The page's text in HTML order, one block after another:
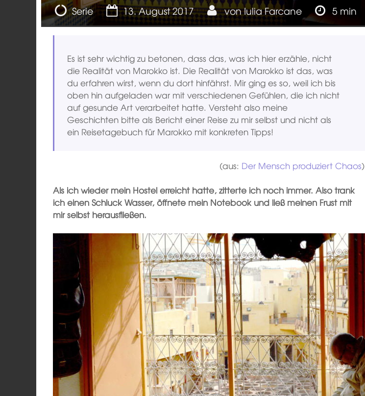
Serie 13. August 2017 vonIulia Farcane 5 min
Es ist sehr wichtig zu betonen, dass das, was ich hier erzähle, nicht
die Realität von Marokko ist. Die Realität von Marokko ist das, was
du erfahren wirst, wenn du dort hinfährst. Mir ging es so, weil ich bis
oben hin aufgeladen war mit verschiedenen Gefühlen, die ich nicht
auf gesunde Art verarbeitet hatte. Versteht also meine
Geschichten bitte als Bericht einer Reise zu mir selbst und nicht als
ein Reisetagebuch für Marokko mit konkreten Tipps!
(aus: Der Mensch produziert Chaos)
Als ich wieder mein Hostel erreicht hatte, zitterte ich noch immer. Also trank
ich einen Schluck Wasser, öffnete mein Notebook und ließ meinen Frust mit
mir selbst herausfließen.